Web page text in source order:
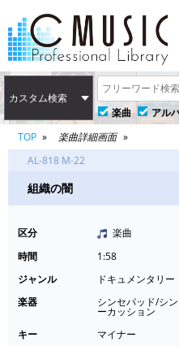
カスタム検索
楽曲
アル
TOP
楽曲詳細画面
AL-818 M-22
組織の闇
区分
楽曲
時間
1:58
ジャンル
ドキュメンタリー
楽器
シンセパッド/シ
ーカッション
キー
マイナー